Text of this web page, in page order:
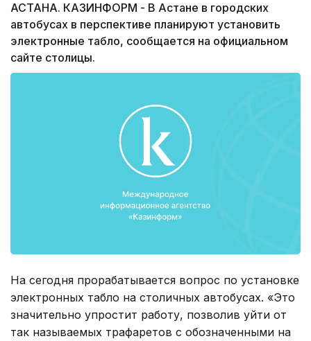
АСТАНА. КАЗИНФОРМ - В Астане в городских
автобусах в перспективе планируют установить
электронные табло, сообщается на официальном
сайте столицы.
На сегодня прорабатывается вопрос по установке
электронных табло на столичных автобусах. «Это
значительно упростит работу, позволив уйти от
так называемых трафаретов с обозначенными на